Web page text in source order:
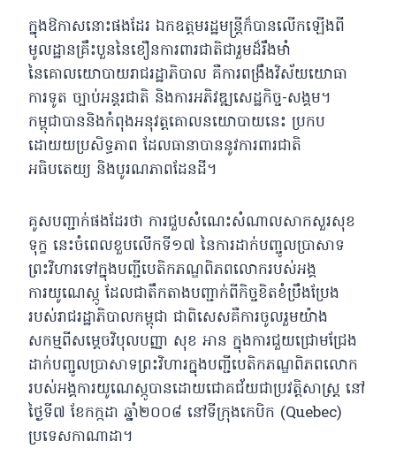
ក្នុងឱកាសនោះផងដែរ ឯកឧត្តមរដ្ឋមន្រ្តីក៏បានលើកឡើងពី
មូលដ្ឋានគ្រឹះបួននៃខឿនការពារជាតិជារួមដ៏រឹងមាំ
នៃគោលយោបាយរាជរដ្ឋាភិបាល គឺការពង្រឹងវិស័យយោធា
ការទូត ច្បាប់អន្តរជាតិ និងការអភិវឌ្ឍសេដ្ឋកិច្ច-សង្គម។
កម្ពុជាបាននិងកំពុងអនុវត្តគោលនយោបាយនេះ ប្រកប
ដោយយប្រសិទ្ធភាព ដែលធានាបាននូវការពារជាតិ
អធិបតេយ្យ និងបូរណភាពដែនដី។
គូសបញ្ជាក់ផងដែរថា ការជួបសំណេះសំណាលសាកសួរសុខ
ទុក្ខ នេះចំពេលខួបលើកទី១៧ នៃការដាក់បញ្ចូលប្រាសាទ
ព្រះវិហារទៅក្នុងបញ្ជីបេតិកភណ្ឌពិភពលោករបស់អង្គ
ការយូណេស្កូ ដែលជាតឹកតាងបញ្ជាក់ពីកិច្ចខិតខំប្រឹងប្រែង
របស់រាជរដ្ឋាភិបាលកម្ពុជា ជាពិសេសគឺការចូលរួមយ៉ាង
សកម្មពីសម្ដេចវិបុលបញ្ញា សុខ អាន ក្នុងការជួយជ្រោមជ្រែង
ដាក់បញ្ចូលប្រាសាទព្រះវិហារក្នុងបញ្ជីបេតិកភណ្ឌពិភពលោក
របស់អង្គការយូណេស្កូបានដោយជោគជ័យជាប្រវត្តិសាស្ត្រ នៅ
ថ្ងៃទី៧ ខែកក្កដា ឆ្នាំ២០០៨ នៅទីក្រុងកេបិក (Quebec)
ប្រទេសកាណាដា។